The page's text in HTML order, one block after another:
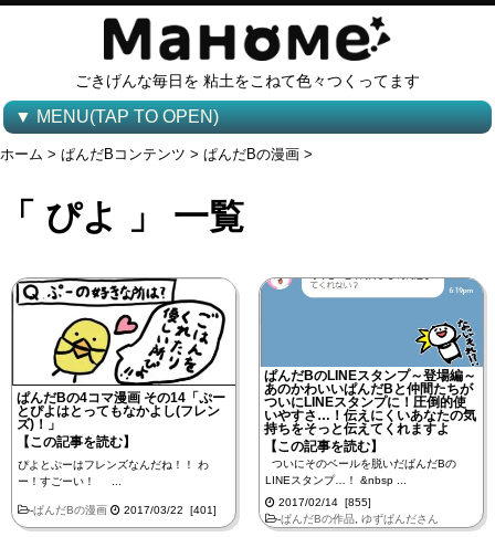
ごきげんな毎日を 粘土をこねて色々つくってます
▼ MENU(TAP TO OPEN)
ホーム > ぱんだBコンテンツ > ぱんだBの漫画 >
「 ぴよ 」 一覧
ぱんだBの4コマ漫画 その14「ぷー
とぴよはとってもなかよし(フレン
ズ)！」
【この記事を読む】
ぴよとぷーはフレンズなんだね！！ わ
ー！すごーい！ ...
2017/03/22 [401]
-ぱんだBの漫画
ぱんだBのLINEスタンプ～登場編～
あのかわいいぱんだBと仲間たちが
ついにLINEスタンプに！圧倒的使
いやすさ…！伝えにくいあなたの気
持ちをそっと伝えてくれますよ
【この記事を読む】
ついにそのベールを脱いだぱんだBの
LINEスタンプ…！ &nbsp ...
2017/02/14 [855]
-ぱんだBの作品 ,ゆずぱんださん